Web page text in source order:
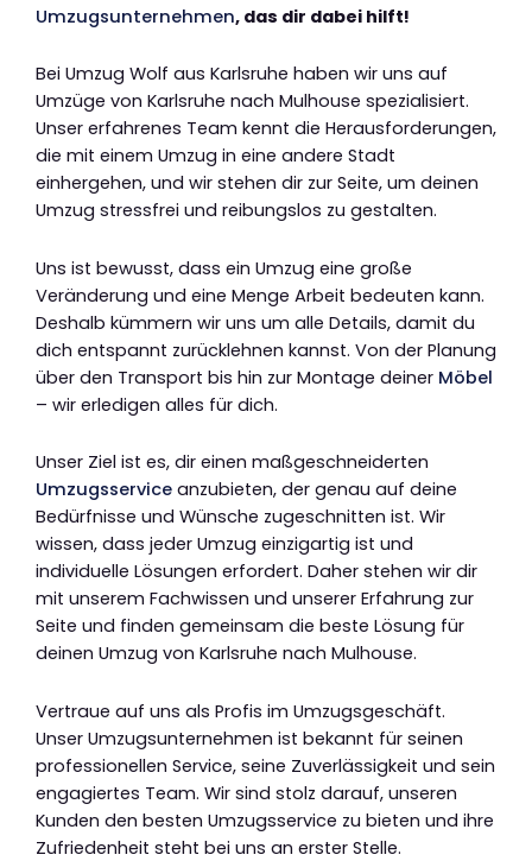
Umzugsunternehmen, das dir dabei hilft!
Bei Umzug Wolf aus Karlsruhe haben wir uns auf
Umzüge von Karlsruhe nach Mulhouse spezialisiert.
Unser erfahrenes Team kennt die Herausforderungen,
die mit einem Umzug in eine andere Stadt
einhergehen, und wir stehen dir zur Seite, um deinen
Umzug stressfrei und reibungslos zu gestalten.
Uns ist bewusst, dass ein Umzug eine große
Veränderung und eine Menge Arbeit bedeuten kann.
Deshalb kümmern wir uns um alle Details, damit du
dich entspannt zurücklehnen kannst. Von der Planung
über den Transport bis hin zur Montage deiner Möbel
– wir erledigen alles für dich.
Unser Ziel ist es, dir einen maßgeschneiderten
Umzugsservice anzubieten, der genau auf deine
Bedürfnisse und Wünsche zugeschnitten ist. Wir
wissen, dass jeder Umzug einzigartig ist und
individuelle Lösungen erfordert. Daher stehen wir dir
mit unserem Fachwissen und unserer Erfahrung zur
Seite und finden gemeinsam die beste Lösung für
deinen Umzug von Karlsruhe nach Mulhouse.
Vertraue auf uns als Profis im Umzugsgeschäft.
Unser Umzugsunternehmen ist bekannt für seinen
professionellen Service, seine Zuverlässigkeit und sein
engagiertes Team. Wir sind stolz darauf, unseren
Kunden den besten Umzugsservice zu bieten und ihre
Zufriedenheit steht bei uns an erster Stelle.